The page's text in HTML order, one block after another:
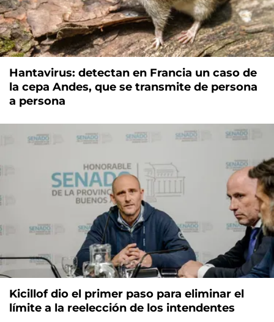
Hantavirus: detectan en Francia un caso de
la cepa Andes, que se transmite de persona
a persona
Kicillof dio el primer paso para eliminar el
límite a la reelección de los intendentes